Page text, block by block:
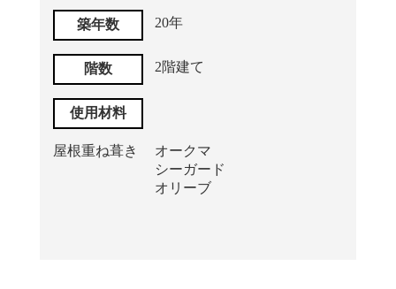
築年数 20年
階数 2階建て
使用材料
屋根重ね葺き
オークマ
シーガード
オリーブ